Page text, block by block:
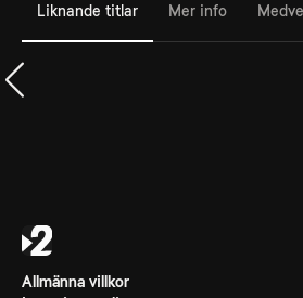
Liknande titlar Mer info
Allmänna villkor